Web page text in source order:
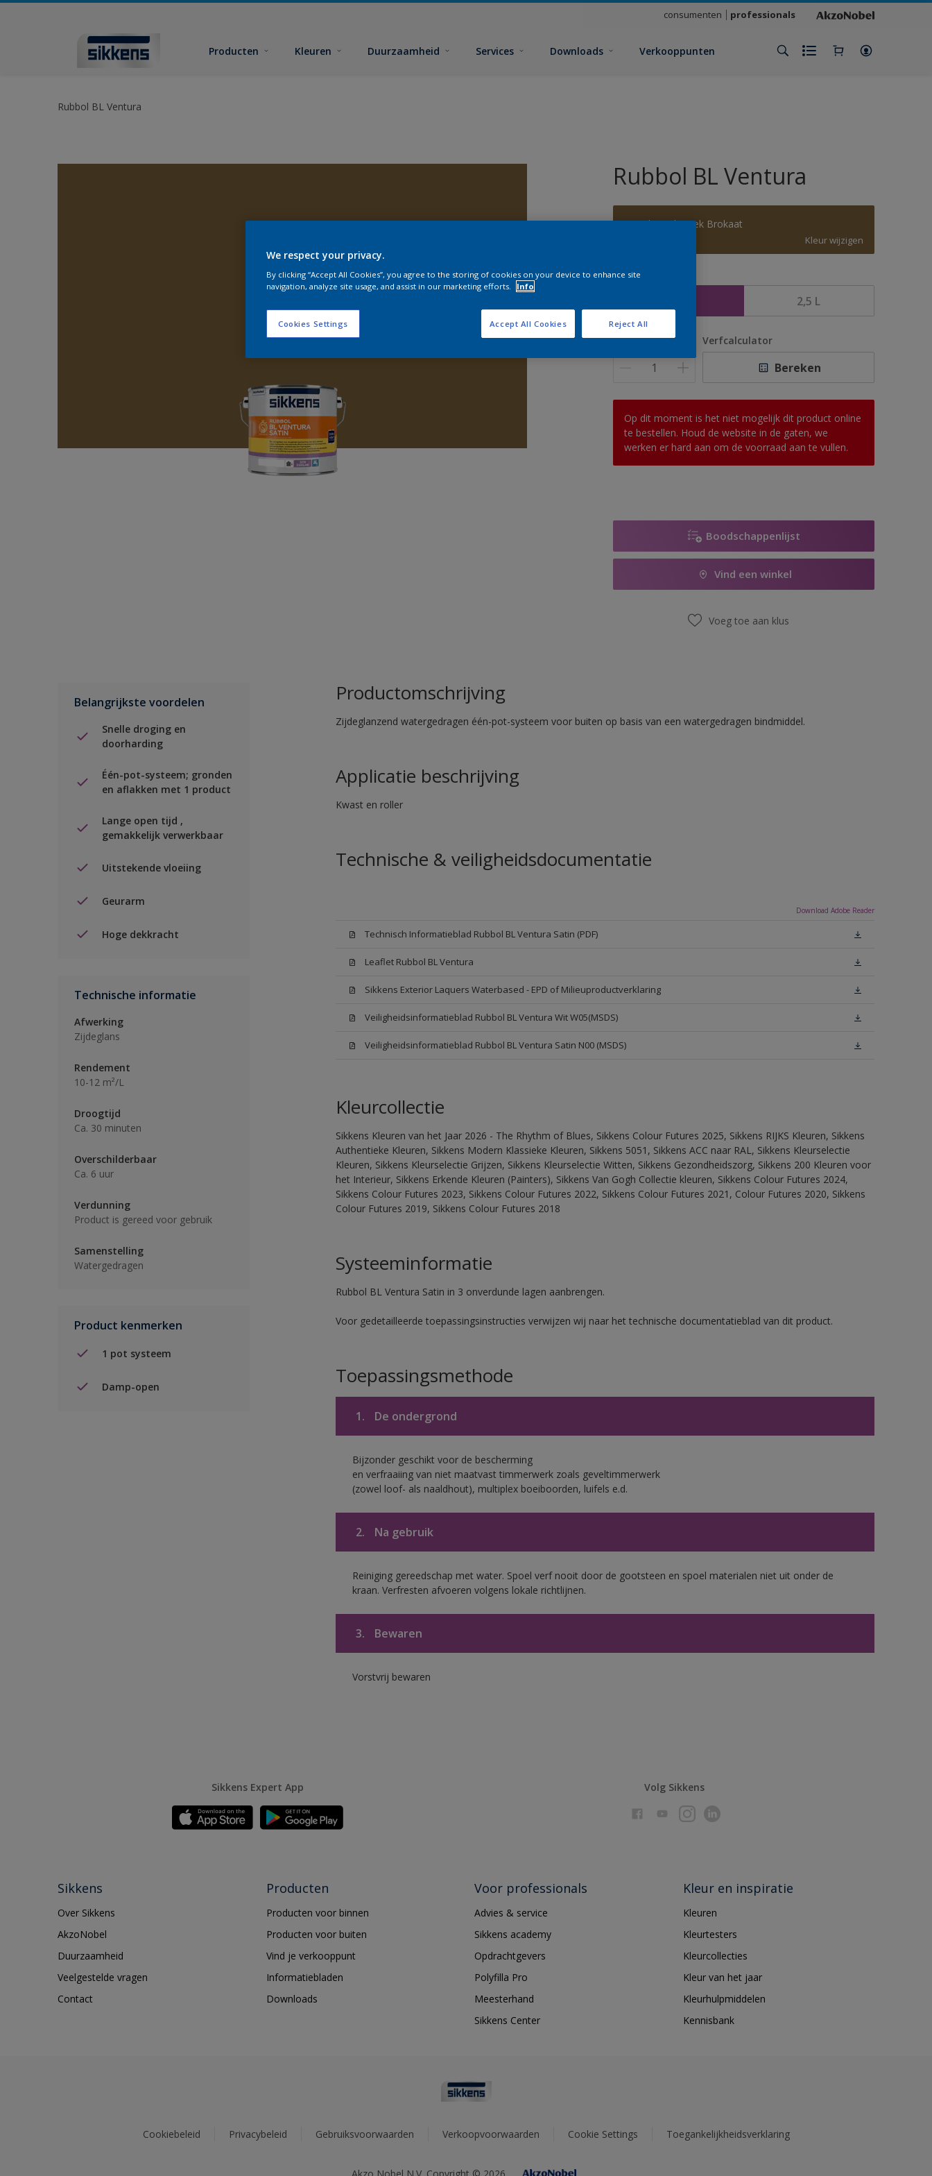
consumenten professionals
Producten Kleuren Duurzaamheid Services Downloads Verkooppunten
Rubbol BL Ventura
Rubbol BL Ventura
Modern Klassiek Brokaat
Kleur wijzigen
Grootte
2,5 L
Aantal Verfcalculator
Bereken
Op dit moment is het niet mogelijk dit product online
te bestellen. Houd de website in de gaten, we
werken er hard aan om de voorraad aan te vullen.
Boodschappenlijst
Vind een winkel
Voeg toe aan klus
Belangrijkste voordelen
Snelle droging en
doorharding
Één-pot-systeem; gronden
en aflakken met 1 product
Lange open tijd ,
gemakkelijk verwerkbaar
Uitstekende vloeiing
Geurarm
Hoge dekkracht
Technische informatie
Afwerking
Zijdeglans
Rendement
10-12 m²/L
Droogtijd
Ca. 30 minuten
Overschilderbaar
Ca. 6 uur
Verdunning
Product is gereed voor gebruik
Samenstelling
Watergedragen
Product kenmerken
1 pot systeem
Damp-open
Productomschrijving
Zijdeglanzend watergedragen één-pot-systeem voor buiten op basis van een watergedragen bindmiddel.
Applicatie beschrijving
Kwast en roller
Technische & veiligheidsdocumentatie
Download Adobe Reader
Technisch Informatieblad Rubbol BL Ventura Satin (PDF)
Leaflet Rubbol BL Ventura
Sikkens Exterior Laquers Waterbased - EPD of Milieuproductverklaring
Veiligheidsinformatieblad Rubbol BL Ventura Wit W05(MSDS)
Veiligheidsinformatieblad Rubbol BL Ventura Satin N00 (MSDS)
Kleurcollectie
Sikkens Kleuren van het Jaar 2026 - The Rhythm of Blues, Sikkens Colour Futures 2025, Sikkens RIJKS Kleuren, Sikkens
Authentieke Kleuren, Sikkens Modern Klassieke Kleuren, Sikkens 5051, Sikkens ACC naar RAL, Sikkens Kleurselectie
Kleuren, Sikkens Kleurselectie Grijzen, Sikkens Kleurselectie Witten, Sikkens Gezondheidszorg, Sikkens 200 Kleuren voor
het Interieur, Sikkens Erkende Kleuren (Painters), Sikkens Van Gogh Collectie kleuren, Sikkens Colour Futures 2024,
Sikkens Colour Futures 2023, Sikkens Colour Futures 2022, Sikkens Colour Futures 2021, Colour Futures 2020, Sikkens
Colour Futures 2019, Sikkens Colour Futures 2018
Systeeminformatie
Rubbol BL Ventura Satin in 3 onverdunde lagen aanbrengen.
Voor gedetailleerde toepassingsinstructies verwijzen wij naar het technische documentatieblad van dit product.
Toepassingsmethode
1. De ondergrond
Bijzonder geschikt voor de bescherming
en verfraaiing van niet maatvast timmerwerk zoals geveltimmerwerk
(zowel loof- als naaldhout), multiplex boeiboorden, luifels e.d.
2. Na gebruik
Reiniging gereedschap met water. Spoel verf nooit door de gootsteen en spoel materialen niet uit onder de
kraan. Verfresten afvoeren volgens lokale richtlijnen.
3. Bewaren
Vorstvrij bewaren
Sikkens Expert App Volg Sikkens
Sikkens
Over Sikkens
AkzoNobel
Duurzaamheid
Veelgestelde vragen
Contact
Producten
Producten voor binnen
Producten voor buiten
Vind je verkooppunt
Informatiebladen
Downloads
Voor professionals
Advies & service
Sikkens academy
Opdrachtgevers
Polyfilla Pro
Meesterhand
Sikkens Center
Kleur en inspiratie
Kleuren
Kleurtesters
Kleurcollecties
Kleur van het jaar
Kleurhulpmiddelen
Kennisbank
Cookiebeleid Privacybeleid Gebruiksvoorwaarden Verkoopvoorwaarden Cookie Settings Toegankelijkheidsverklaring
We respect your privacy.
By clicking “Accept All Cookies”, you agree to the storing of cookies on your device to enhance site
navigation, analyze site usage, and assist in our marketing efforts.
Info
Cookies Settings Reject All
Accept All Cookies